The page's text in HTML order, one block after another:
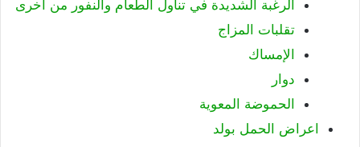
الرغبة الشديدة في تناول الطعام والنفور من أخرى
تقلبات المزاج
الإمساك
دوار
الحموضة المعوية
اعراض الحمل بولد